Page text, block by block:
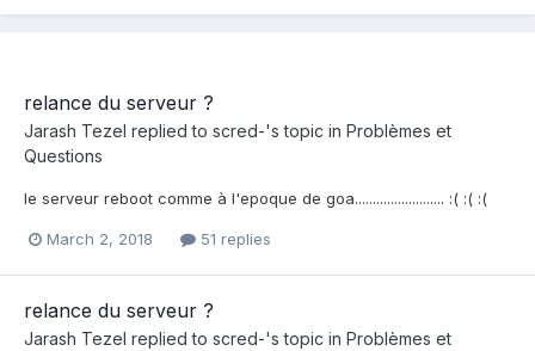
relance du serveur ?
Jarash Tezel replied to scred-'s topic in Problèmes et
Questions
le serveur reboot comme à l'epoque de goa......................... :( :( :(
March 2, 2018 51 replies
relance du serveur ?
Jarash Tezel replied to scred-'s topic in Problèmes et